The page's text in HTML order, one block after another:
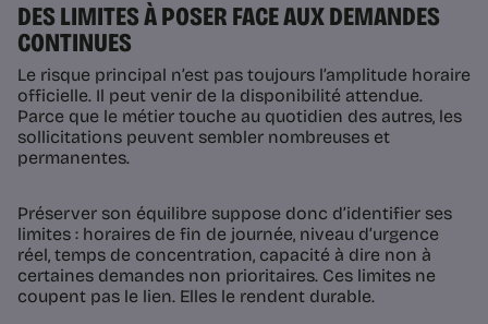
DES LIMITES À POSER FACE AUX DEMANDES
CONTINUES
Le risque principal n’est pas toujours l’amplitude horaire
officielle. Il peut venir de la disponibilité attendue.
Parce que le métier touche au quotidien des autres, les
sollicitations peuvent sembler nombreuses et
permanentes.
Préserver son équilibre suppose donc d’identifier ses
limites : horaires de fin de journée, niveau d’urgence
réel, temps de concentration, capacité à dire non à
certaines demandes non prioritaires. Ces limites ne
coupent pas le lien. Elles le rendent durable.